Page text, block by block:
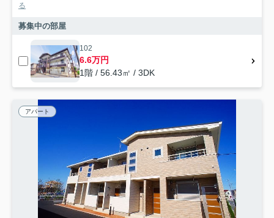
る
募集中の部屋
102
6.6万円
1階 / 56.43㎡ / 3DK
アパート